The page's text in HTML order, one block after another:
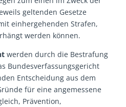
geltenden Gesetze
einhergehenden Strafen,
werden können.
werden durch die Bestrafung
Bundesverfassungsgericht
Entscheidung aus dem
für eine angemessene
Prävention,